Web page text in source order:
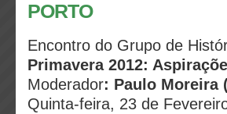
PORTO
Encontro do Grupo de
Primavera 2012:
Moderador: Paulo Moreira
Quinta-feira, 23 de